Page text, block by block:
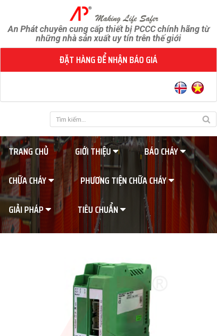
An Phát chuyên cung cấp thiết bị PCCC chính hãng từ
những nhà sản xuất uy tín trên thế giới
ĐẶT HÀNG ĐỂ NHẬN BÁO GIÁ
TRANG CHỦ GIỚI THIỆU
BÁO CHÁY
CHỮA CHÁY
PHƯƠNG TIỆN CHỮA CHÁY
GIẢI PHÁP
TIÊU CHUẨN